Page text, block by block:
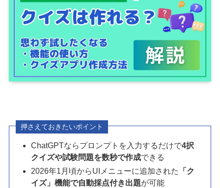
押さえておきたいポイント
ChatGPTならプロンプトを入力するだけで4択
クイズや試験問題を数秒で作成できる
2026年1月頃からUIメニューに追加された
「ク
イズ」機能で自動採点付き出題が可能